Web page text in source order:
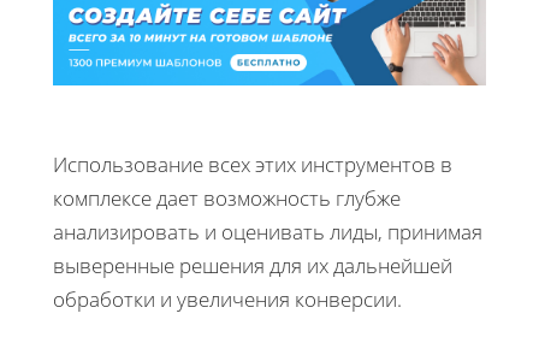
Использование всех этих инструментов в
комплексе дает возможность глубже
анализировать и оценивать лиды, принимая
выверенные решения для их дальнейшей
обработки и увеличения конверсии.